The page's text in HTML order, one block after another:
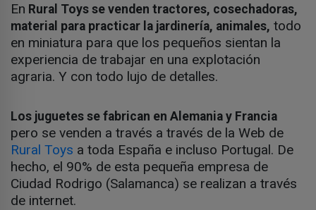
En Rural Toys se venden tractores, cosechadoras,
material para practicar la jardinería, animales, todo
en miniatura para que los pequeños sientan la
experiencia de trabajar en una explotación
agraria. Y con todo lujo de detalles.
Los juguetes se fabrican en Alemania y Francia
pero se venden a través a través de la Web de
Rural Toys a toda España e incluso Portugal. De
hecho, el 90% de esta pequeña empresa de
Ciudad Rodrigo (Salamanca) se realizan a través
de internet.